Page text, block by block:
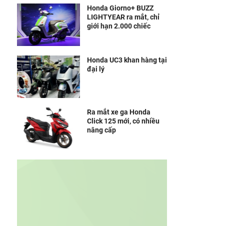
Honda Giorno+ BUZZ
LIGHTYEAR ra mắt, chỉ
giới hạn 2.000 chiếc
Honda UC3 khan hàng tại
đại lý
Ra mắt xe ga Honda
Click 125 mới, có nhiều
nâng cấp